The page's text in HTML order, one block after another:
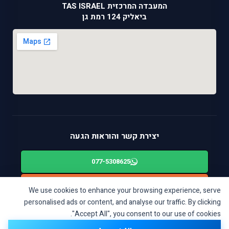
We use cookies to enhance your browsing experience, serve
personalised ads or content, and analyse our traffic. By clicking
"Accept All", you consent to our use of cookies.
המעבדה המרכזית TAS ISRAEL
ביאליק 124 רמת גן
יצירת קשר והוראות הגעה
077-5308625
alon@tas-israel.co.il
ניווט בWAZE: ביאליק 124, רמת גן